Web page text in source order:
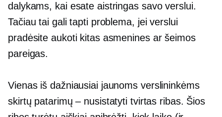
dalykams, kai esate aistringas savo verslui.
Tačiau tai gali tapti problema, jei verslui
pradėsite aukoti kitas asmenines ar šeimos
pareigas.
Vienas iš dažniausiai jaunoms verslininkėms
skirtų patarimų – nusistatyti tvirtas ribas. Šios